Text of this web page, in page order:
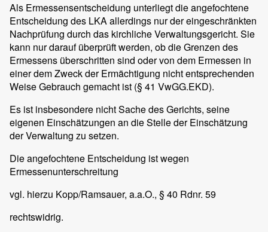
Als Ermessensentscheidung unterliegt die angefochtene
Entscheidung des LKA allerdings nur der eingeschränkten
Nachprüfung durch das kirchliche Verwaltungsgericht. Sie
kann nur darauf überprüft werden, ob die Grenzen des
Ermessens überschritten sind oder von dem Ermessen in
einer dem Zweck der Ermächtigung nicht entsprechenden
Weise Gebrauch gemacht ist (§ 41 VwGG.EKD).
Es ist insbesondere nicht Sache des Gerichts, seine
eigenen Einschätzungen an die Stelle der Einschätzung
der Verwaltung zu setzen.
Die angefochtene Entscheidung ist wegen
Ermessenunterschreitung
vgl. hierzu Kopp/Ramsauer, a.a.O., § 40 Rdnr. 59
rechtswidrig.